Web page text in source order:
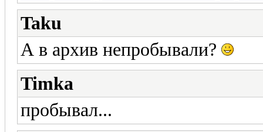
Taku
А в архив непробывали?
Timka
пробывал...